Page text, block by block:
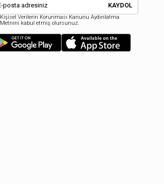
KAYDOL
Kişisel Verilerin Korunması Kanunu Aydınlatma
Metnini kabul etmiş olursunuz.